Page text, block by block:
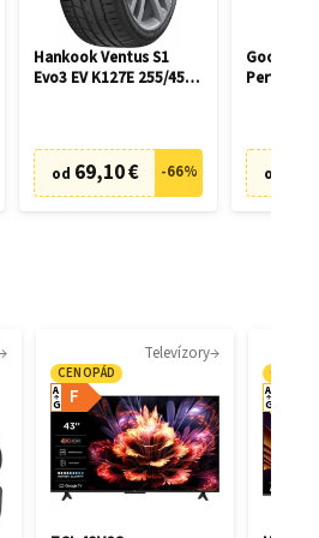
Hankook Ventus S1
Evo3 EV K127E 255/45
od 69,10 € -66% od
Televízory
CENOPÁD
F
A
G
A
G